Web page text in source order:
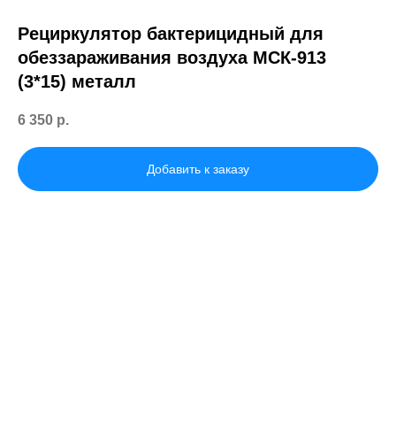
Рециркулятор бактерицидный для
обеззараживания воздуха МСК-913
(3*15) металл
6 350 р.
Добавить к заказу